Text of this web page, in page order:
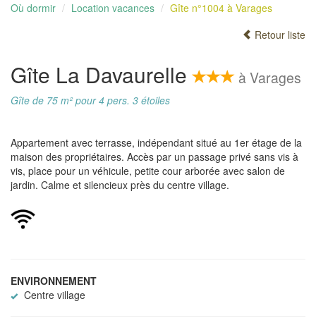
Où dormir Location vacances
Gîte n°1004 à Varages
Retour liste
Gîte La Davaurelle à Varages
Gîte de 75 m² pour 4 pers. 3 étoiles
Appartement avec terrasse, indépendant situé au 1er étage de la
maison des propriétaires. Accès par un passage privé sans vis à
vis, place pour un véhicule, petite cour arborée avec salon de
jardin. Calme et silencieux près du centre village.
ENVIRONNEMENT
Centre village